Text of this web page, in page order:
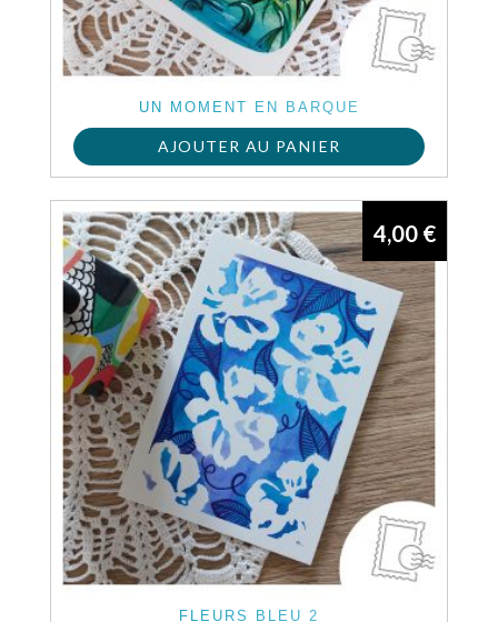
UN MOMENT EN BARQUE
AJOUTER AU PANIER
FLEURS BLEU 2
4,00 €